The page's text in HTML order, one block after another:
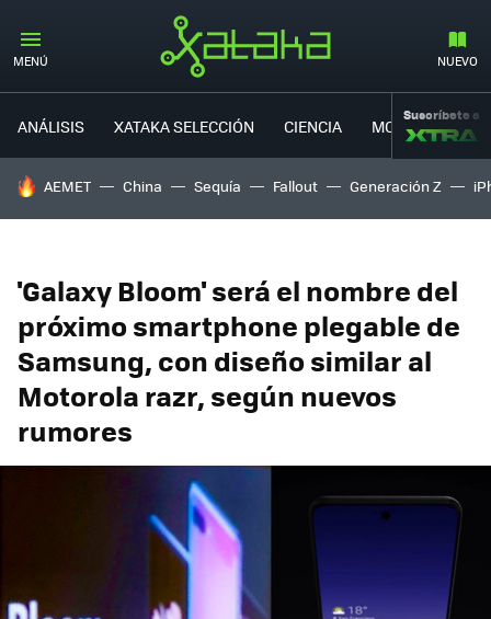
MENÚ NUEVO
ANÁLISIS XATAKA SELECCIÓN CIENCIA MOVILIDAD
Suscríbete a
HOY SE HABLA DE
AEMET China Sequía Fallout Generación Z
'Galaxy Bloom' será el nombre del
próximo smartphone plegable de
Samsung, con diseño similar al
Motorola razr, según nuevos
rumores